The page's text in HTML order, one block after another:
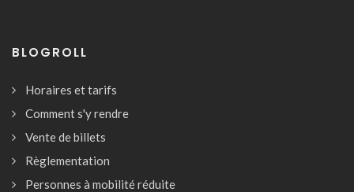
BLOGROLL
Horaires et tarifs
Comment s'y rendre
Vente de billets
Règlementation
Personnes à mobilité réduite